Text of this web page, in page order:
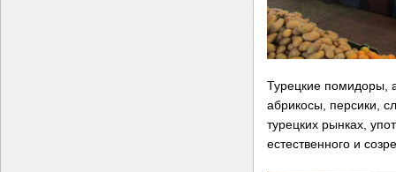
Турецкие помидоры,
абрикосы, персики,
турецких рынках,
естественного и